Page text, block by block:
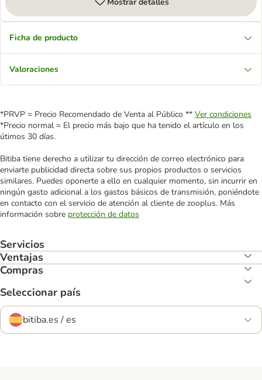
Ficha de producto
Valoraciones
*PRVP = Precio Recomendado de Venta al Público ** Ver condiciones
*Precio normal = El precio más bajo que ha tenido el artículo en los
útimos 30 días.
Bitiba tiene derecho a utilizar tu dirección de correo electrónico para
enviarte publicidad directa sobre sus propios productos o servicios
similares. Puedes oponerte a ello en cualquier momento, sin incurrir en
ningún gasto adicional a los gastos básicos de transmisión, poniéndote
en contacto con el servicio de atención al cliente de zooplus. Más
información sobre protección de datos
Servicios
Ventajas
Compras
Seleccionar país
bitiba.es / es